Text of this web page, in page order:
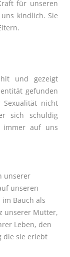
für unseren
kindlich. Sie
und gezeigt
gefunden
nicht
sich schuldig
auf uns
unserer
unseren
Bauch als
unserer Mutter,
Leben, den
die sie erlebt